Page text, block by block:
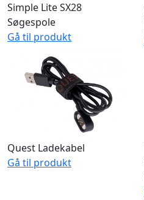
Simple Lite SX28
Søgespole
Gå til produkt
Quest Ladekabel
Gå til produkt